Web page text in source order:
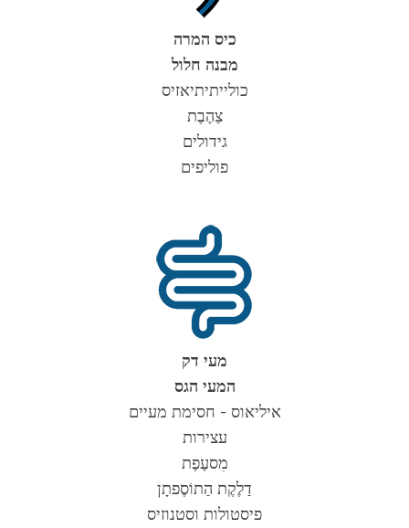
כיס המרה
מבנה חלול
כולייתיתיאזיס
צַהֶבֶת
גידולים
פוליפים
מעי דק
המעי הגס
איליאוס - חסימת מעיים
עצירות
מִסעֶפֶת
דַלֶקֶת הַתוֹסֶפתָן
פיסטולות וסטנוזיס